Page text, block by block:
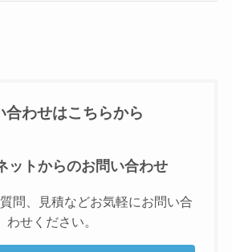
合わせはこちらから
ットからのお問い合わせ
問、見積などお気軽にお問い合
わせください。